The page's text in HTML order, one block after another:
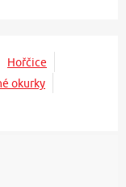
Hořčice
okurky